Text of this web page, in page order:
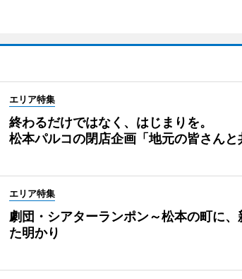
エリア特集
終わるだけではなく、はじまりを。
松本パルコの閉店企画「地元の皆さんと
エリア特集
劇団・シアターランポン～松本の町に、
た明かり